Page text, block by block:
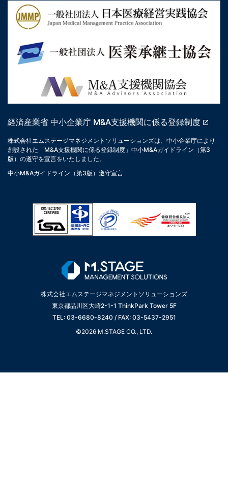
経済産業省 中小企業庁 M&A支援機関に係る登録制度
株式会社エムステージマネジメントソリューションズは、中小企業庁により
創設された「M&A支援機関に係る登録制度」中小M&Aガイドライン（第3
版）の遵守を宣言をいたしました。
中小M&Aガイドライン（第3版）遵守宣言
株式会社エムステージマネジメントソリューションズ
東京都品川区大崎2-1-1 ThinkPark Tower 5F
TEL: 03-6680-8240 / FAX: 03-5437-2951
©2026 M.STAGE CO., LTD.